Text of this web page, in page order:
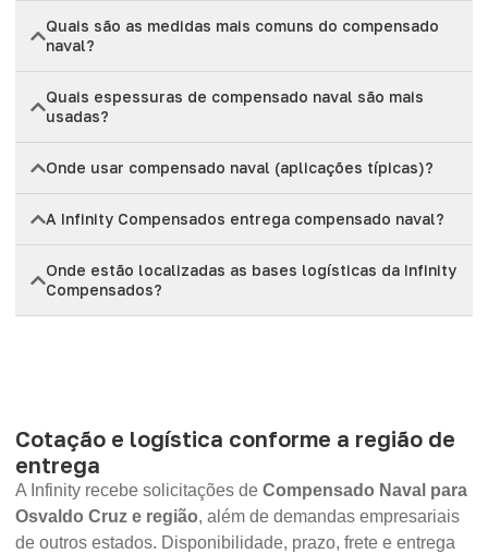
Quais são as medidas mais comuns do compensado
naval?
Quais espessuras de compensado naval são mais
usadas?
Onde usar compensado naval (aplicações típicas)?
A Infinity Compensados entrega compensado naval?
Onde estão localizadas as bases logísticas da Infinity
Compensados?
Cotação e logística conforme a região de
entrega
A Infinity recebe solicitações de Compensado Naval para
Osvaldo Cruz e região, além de demandas empresariais
de outros estados. Disponibilidade, prazo, frete e entrega